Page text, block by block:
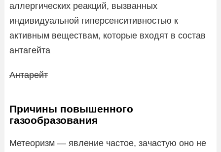
аллергических реакций, вызванных
индивидуальной гиперсенситивностью к
активным веществам, которые входят в состав
антагейта
Антарейт
Причины повышенного
газообразования
Метеоризм — явление частое, зачастую оно не